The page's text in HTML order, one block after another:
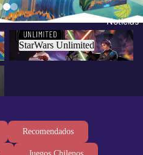
Noticias
StarWars Unlimited
StarWars Unlimited
Recomendados